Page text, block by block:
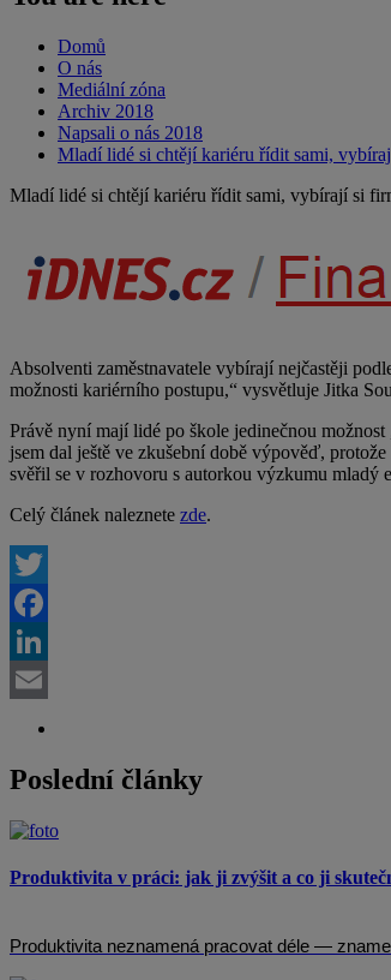
Domů
O nás
Mediální zóna
Archiv 2018
Napsali o nás 2018
Mladí lidé si chtějí kariéru řídit sami,
Mladí lidé si chtějí kariéru řídit sami, vybírají si
Absolventi zaměstnavatele vybírají nejčastěji
možnosti kariérního postupu,“ vysvětluje Jitka
Právě nyní mají lidé po škole jedinečnou
jsem dal ještě ve zkušební době výpověď,
svěřil se v rozhovoru s autorkou výzkumu mladý
Celý článek naleznete zde.
Twitter
Facebook
LinkedIn
Poslední články
Produktivita v práci: jak ji zvýšit a co ji
Produktivita neznamená pracovat déle —